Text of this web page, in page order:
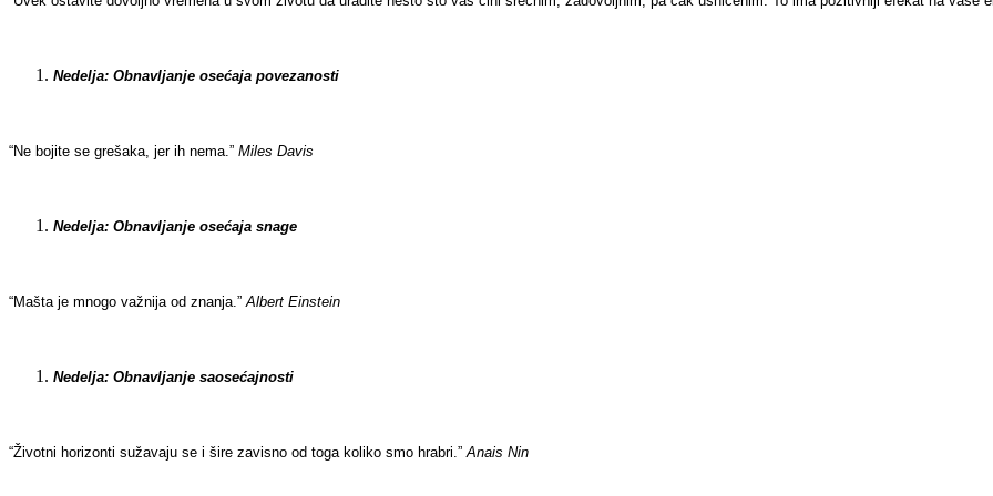
Nedelja: Obnavljanje osećaja povezanosti
“Ne bojite se grešaka, jer ih nema.” Miles Davis
Nedelja: Obnavljanje osećaja snage
“Mašta je mnogo važnija od znanja.” Albert Einstein
Nedelja: Obnavljanje saosećajnosti
“Životni horizonti sužavaju se i šire zavisno od toga koliko smo hrabri.” Anais Nin